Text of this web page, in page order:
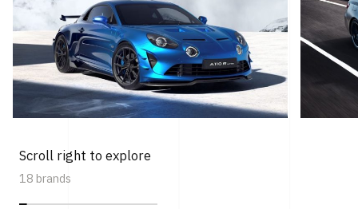
Scroll right to explore
18 brands